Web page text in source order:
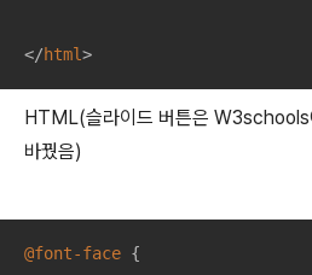
</html>
HTML(슬라이드 버튼은 W3schools
바꿨음)
@font-face {